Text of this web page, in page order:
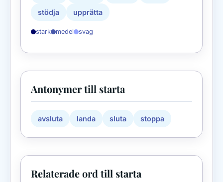
stödja upprätta
stark medel svag
Antonymer till starta
avsluta landa sluta stoppa
Relaterade ord till starta